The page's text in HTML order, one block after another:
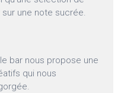
une note sucrée.
bar nous propose une
qui nous